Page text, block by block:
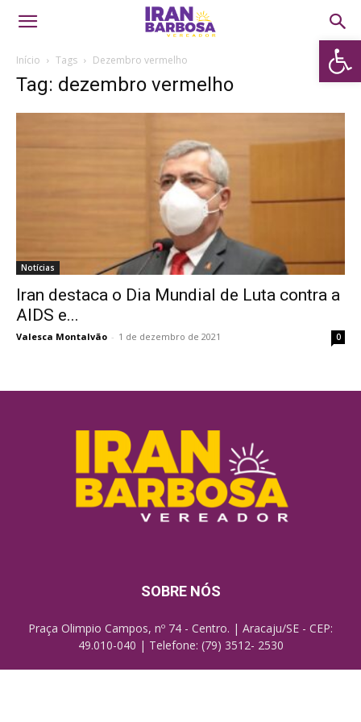
Abrir
Início Tags Dezembro vermelho
Tag: dezembro vermelho
Notícias
Iran destaca o Dia Mundial de Luta contra a
AIDS e...
Valesca Montalvão - 1 de dezembro de 2021 0
SOBRE NÓS
Praça Olimpio Campos, nº 74 - Centro. | Aracaju/SE - CEP:
49.010-040 | Telefone: (79) 3512- 2530